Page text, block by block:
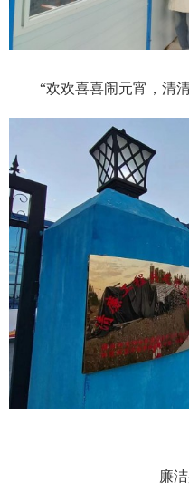
“欢欢喜喜闹元宵，清
廉